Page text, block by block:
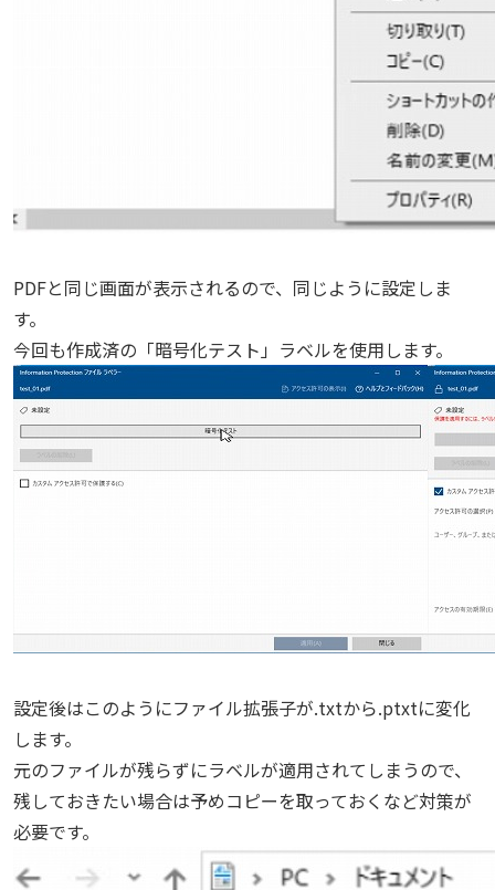
PDFと同じ画面が表示されるので、同じように設定しま
す。
今回も作成済の「暗号化テスト」ラベルを使用します。
設定後はこのようにファイル拡張子が.txtから.ptxtに変化
します。
元のファイルが残らずにラベルが適用されてしまうので、
残しておきたい場合は予めコピーを取っておくなど対策が
必要です。